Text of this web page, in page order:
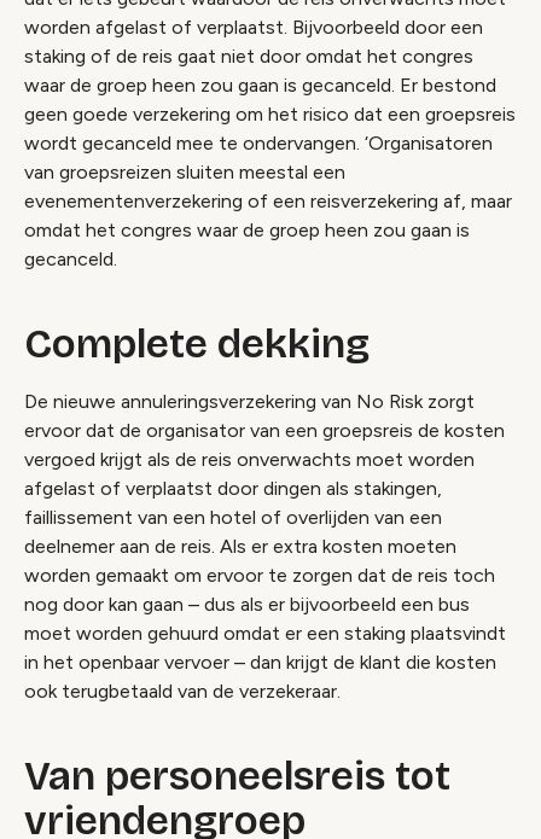
worden afgelast of verplaatst. Bijvoorbeeld door een
staking of de reis gaat niet door omdat het congres
waar de groep heen zou gaan is gecanceld. Er bestond
geen goede verzekering om het risico dat een groepsreis
wordt gecanceld mee te ondervangen. ‘Organisatoren
van groepsreizen sluiten meestal een
evenementenverzekering of een reisverzekering af, maar
omdat het congres waar de groep heen zou gaan is
gecanceld.
Complete dekking
De nieuwe annuleringsverzekering van No Risk zorgt
ervoor dat de organisator van een groepsreis de kosten
vergoed krijgt als de reis onverwachts moet worden
afgelast of verplaatst door dingen als stakingen,
faillissement van een hotel of overlijden van een
deelnemer aan de reis. Als er extra kosten moeten
worden gemaakt om ervoor te zorgen dat de reis toch
nog door kan gaan – dus als er bijvoorbeeld een bus
moet worden gehuurd omdat er een staking plaatsvindt
in het openbaar vervoer – dan krijgt de klant die kosten
ook terugbetaald van de verzekeraar.
Van personeelsreis tot
vriendengroep